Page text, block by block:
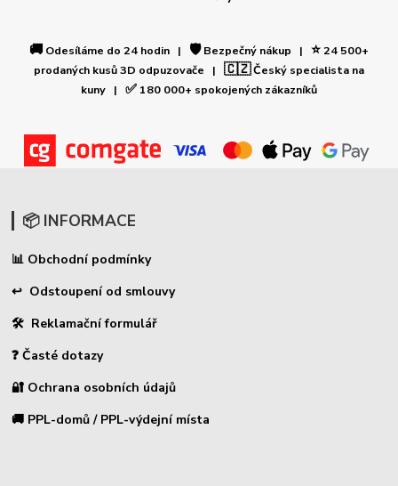
🚚 Odesíláme do 24 hodin | 🛡️Bezpečný nákup | ⭐24 500+
prodaných kusů 3D odpuzovače | 🇨🇿Český specialista na
kuny | ✅ 180 000+ spokojených zákazníků
📦 INFORMACE
📊 Obchodní podmínky
↩ Odstoupení od smlouvy
🛠 Reklamační formulář
❓ Časté dotazy
🔐 Ochrana osobních údajů
🚚 PPL-domů / PPL-výdejní místa